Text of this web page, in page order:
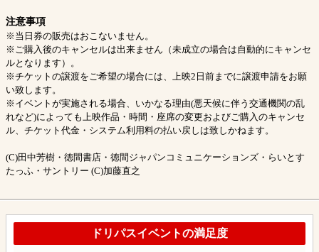
注意事項
※当日券の販売はおこないません。
※ご購入後のキャンセルは出来ません（未成立の場合は自動的にキャンセ
ルとなります）。
※チケットの譲渡をご希望の場合には、上映2日前までに譲渡申請をお願
い致します。
※イベントが実施される場合、いかなる理由(悪天候に伴う交通機関の乱
れなど)によっても上映作品・時間・座席の変更およびご購入のキャンセ
ル、チケット代金・システム利用料の払い戻しは致しかねます。
(C)田中芳樹・徳間書店・徳間ジャパンコミュニケーションズ・らいとす
たっふ・サントリー (C)加藤直之
ドリパスイベントの満足度